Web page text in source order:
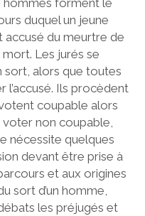
duquel un jeune
accusé du meurtre de
Les jurés se
sort, alors que toutes
l’accusé. Ils procèdent
coupable alors
voter non coupable,
nécessite quelques
devant être prise à
et aux origines
sort d’un homme,
les préjugés et